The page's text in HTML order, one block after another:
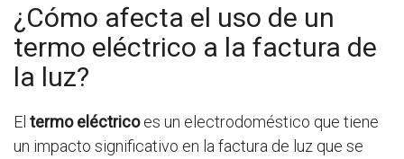
¿Cómo afecta el uso de un
termo eléctrico a la factura de
la luz?
El termo eléctricoes un electrodoméstico que tiene
un impacto significativo en la factura de luz que se